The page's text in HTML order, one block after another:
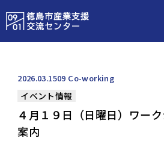
2026.03.1509 Co-working
イベント情報
４月１９日（日曜日）ワー
案内